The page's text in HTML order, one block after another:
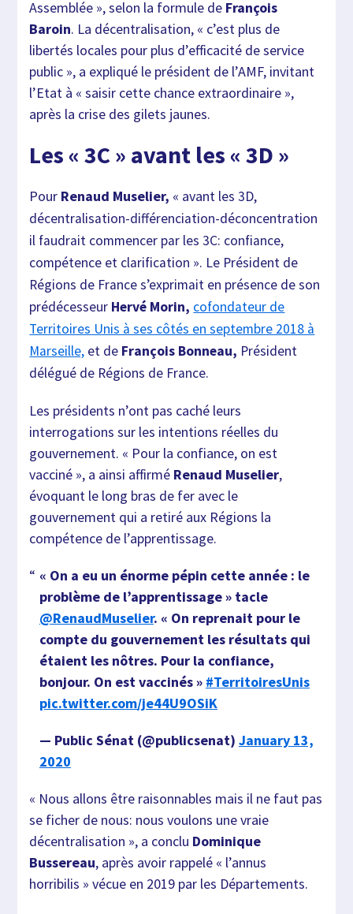
Assemblée », selon la formule de François
Baroin. La décentralisation, « c’est plus de
libertés locales pour plus d’efficacité de service
public », a expliqué le président de l’AMF, invitant
l’Etat à « saisir cette chance extraordinaire »,
après la crise des gilets jaunes.
Les « 3C » avant les « 3D »
Pour Renaud Muselier, « avant les 3D,
décentralisation-différenciation-déconcentration
il faudrait commencer par les 3C: confiance,
compétence et clarification ». Le Président de
Régions de France s’exprimait en présence de son
prédécesseur Hervé Morin, cofondateur de
Territoires Unis à ses côtés en septembre 2018 à
Marseille, et de François Bonneau, Président
délégué de Régions de France.
Les présidents n’ont pas caché leurs
interrogations sur les intentions réelles du
gouvernement. « Pour la confiance, on est
vacciné », a ainsi affirmé Renaud Muselier,
évoquant le long bras de fer avec le
gouvernement qui a retiré aux Régions la
compétence de l’apprentissage.
« On a eu un énorme pépin cette année : le
problème de l’apprentissage » tacle
@RenaudMuselier. « On reprenait pour le
compte du gouvernement les résultats qui
étaient les nôtres. Pour la confiance,
bonjour. On est vaccinés » #TerritoiresUnis
pic.twitter.com/je44U9OSiK
— Public Sénat (@publicsenat) January 13,
2020
« Nous allons être raisonnables mais il ne faut pas
se ficher de nous: nous voulons une vraie
décentralisation », a conclu Dominique
Bussereau, après avoir rappelé « l’annus
horribilis » vécue en 2019 par les Départements.